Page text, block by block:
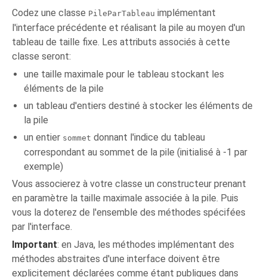
Codez une classe PileParTableau implémentant
l'interface précédente et réalisant la pile au moyen d'un
tableau de taille fixe. Les attributs associés à cette
classe seront:
une taille maximale pour le tableau stockant les
éléments de la pile
un tableau d'entiers destiné à stocker les éléments de
la pile
un entier sommet donnant l'indice du tableau
correspondant au sommet de la pile (initialisé à -1 par
exemple)
Vous associerez à votre classe un constructeur prenant
en paramètre la taille maximale associée à la pile. Puis
vous la doterez de l'ensemble des méthodes spécifées
par l'interface.
Important: en Java, les méthodes implémentant des
méthodes abstraites d'une interface doivent être
explicitement déclarées comme étant publiques dans